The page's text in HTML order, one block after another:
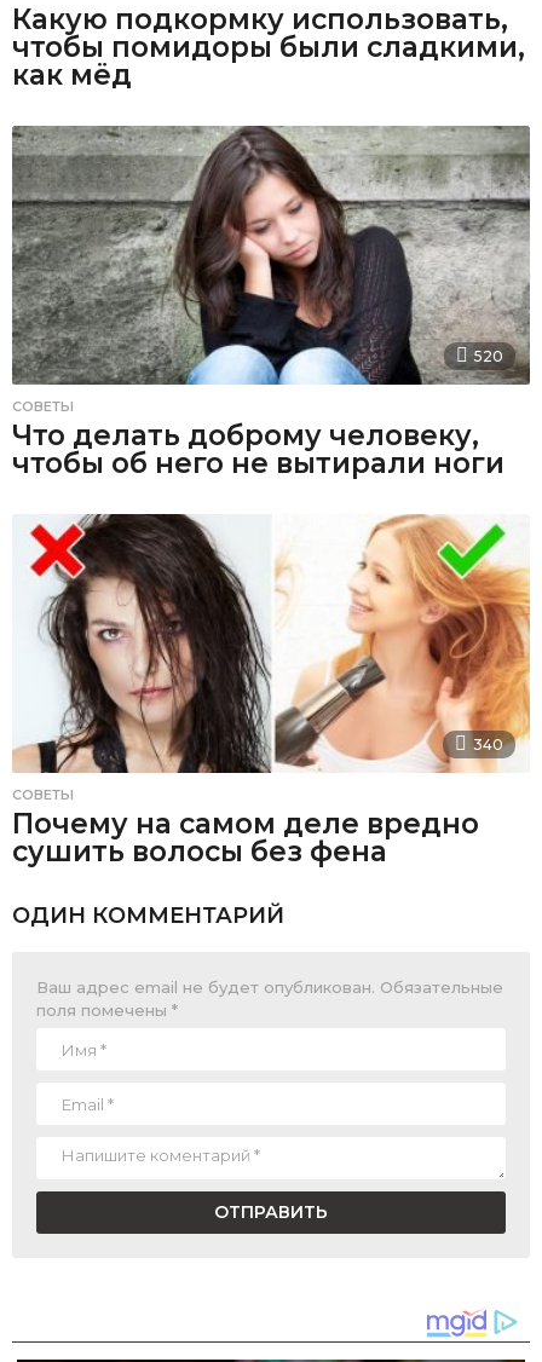
Какую подкормку использовать,
чтобы помидоры были сладкими,
как мёд
520
СОВЕТЫ
Что делать доброму человеку,
чтобы об него не вытирали ноги
340
СОВЕТЫ
Почему на самом деле вредно
сушить волосы без фена
ОДИН КОММЕНТАРИЙ
Ваш адрес email не будет опубликован. Обязательные
поля помечены *